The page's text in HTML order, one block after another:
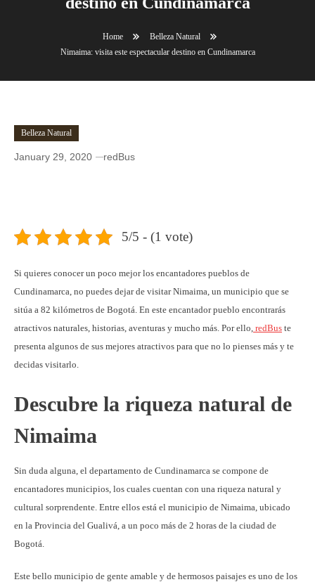
Home
Belleza Natural
Nimaima: visita este espectacular destino en Cundinamarca
Belleza Natural
January 29, 2020 redBus
5/5 - (1 vote)
Si quieres conocer un poco mejor los encantadores pueblos de
Cundinamarca, no puedes dejar de visitar Nimaima, un municipio que se
sitúa a 82 kilómetros de Bogotá. En este encantador pueblo encontrarás
atractivos naturales, historias, aventuras y mucho más. Por ello, redBus te
presenta algunos de sus mejores atractivos para que no lo pienses más y te
decidas visitarlo.
Descubre la riqueza natural de
Nimaima
Sin duda alguna, el departamento de Cundinamarca se compone de
encantadores municipios, los cuales cuentan con una riqueza natural y
cultural sorprendente. Entre ellos está el municipio de Nimaima, ubicado
en la Provincia del Gualivá, a un poco más de 2 horas de la ciudad de
Bogotá.
Este bello municipio de gente amable y de hermosos paisajes es uno de los